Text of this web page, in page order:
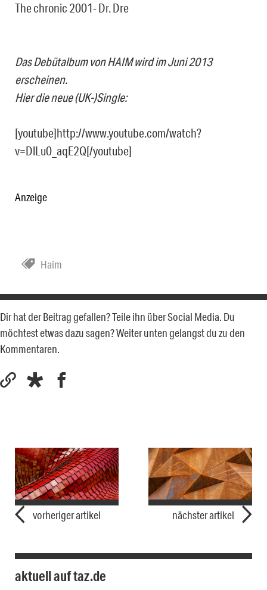
The chronic 2001- Dr. Dre
Das Debütalbum von HAIM wird im Juni 2013
erscheinen.
Hier die neue (UK-)Single:
[youtube]http://www.youtube.com/watch?
v=DlLu0_aqE2Q[/youtube]
Anzeige
Haim
Dir hat der Beitrag gefallen? Teile ihn über Social Media. Du
möchtest etwas dazu sagen? Weiter unten gelangst du zu den
Kommentaren.
vorheriger artikel nächster artikel
aktuell auf taz.de